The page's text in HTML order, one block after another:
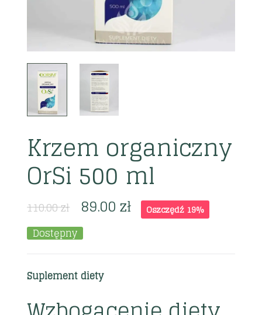
Krzem organiczny
OrSi 500 ml
110.00zł 89.00zł Oszczędź 19%
Dostępny
Suplement diety